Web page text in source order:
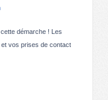
démarche ! Les
vos prises de contact